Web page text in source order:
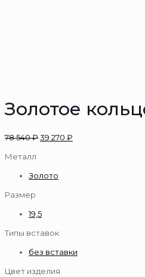
Золотое
78 540₽39 270 ₽
Металл
Золото
Размер
19,5
Типы вставок
без вставки
Цвет изделия